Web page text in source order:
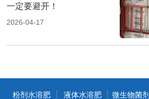
一定要避开！
2026-04-17
粉剂水溶肥 液体水溶肥 丨微生物菌剂